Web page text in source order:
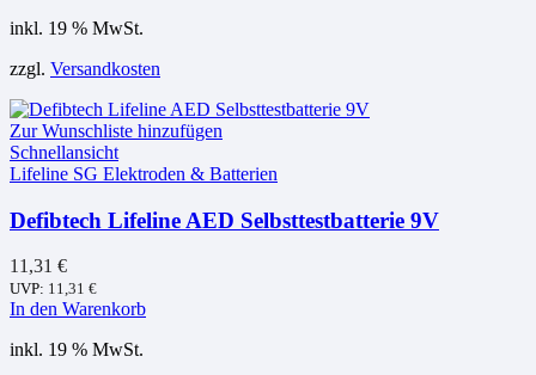
inkl. 19 % MwSt.
zzgl. Versandkosten
Zur Wunschliste hinzufügen
Schnellansicht
Lifeline SG Elektroden & Batterien
Defibtech Lifeline AED Selbsttestbatterie 9V
11,31 €
UVP: 11,31 €
In den Warenkorb
inkl. 19 % MwSt.